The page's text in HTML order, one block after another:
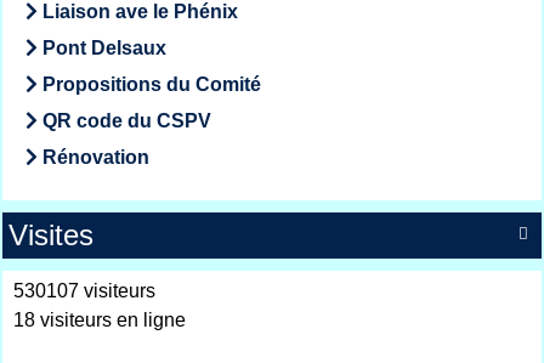
Liaison ave le Phénix
Pont Delsaux
Propositions du Comité
QR code du CSPV
Rénovation

Visites
530107 visiteurs
18 visiteurs en ligne